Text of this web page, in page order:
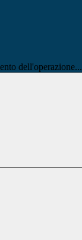
dell'operazione...